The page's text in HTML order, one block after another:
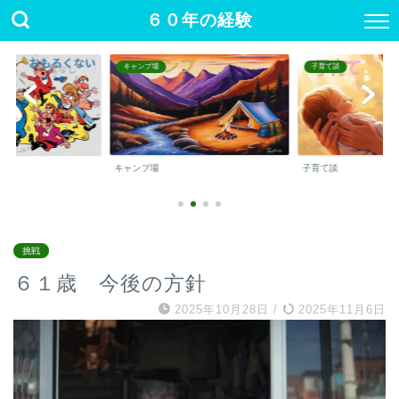
６０年の経験
キャンプ場
キャンプ場
子育て談
子育て談
挑戦
６１歳 今後の方針
2025年10月28日 / 2025年11月6日